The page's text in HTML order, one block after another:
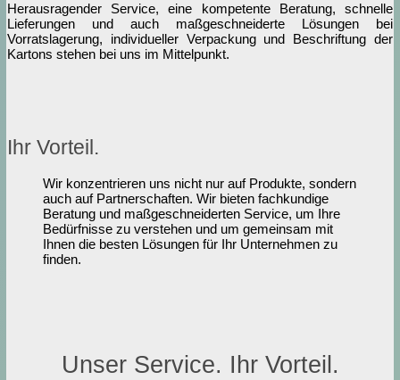
Herausragender Service, eine kompetente Beratung, schnelle
Lieferungen und auch maßgeschneiderte Lösungen bei
Vorratslagerung, individueller Verpackung und Beschriftung der
Kartons stehen bei uns im Mittelpunkt.
Ihr Vorteil.
Wir konzentrieren uns nicht nur auf Produkte, sondern
auch auf Partnerschaften. Wir bieten fachkundige
Beratung und maßgeschneiderten Service, um Ihre
Bedürfnisse zu verstehen und um gemeinsam mit
Ihnen die besten Lösungen für Ihr Unternehmen zu
finden.
Unser Service. Ihr Vorteil.